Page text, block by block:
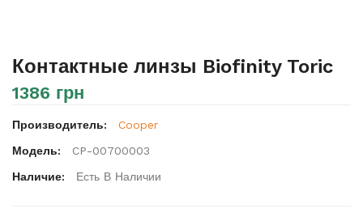
Контактные линзы Biofinity Toric
1386 грн
Производитель:
Cooper
Модель:
CP-00700003
Наличие:
Есть В Наличии